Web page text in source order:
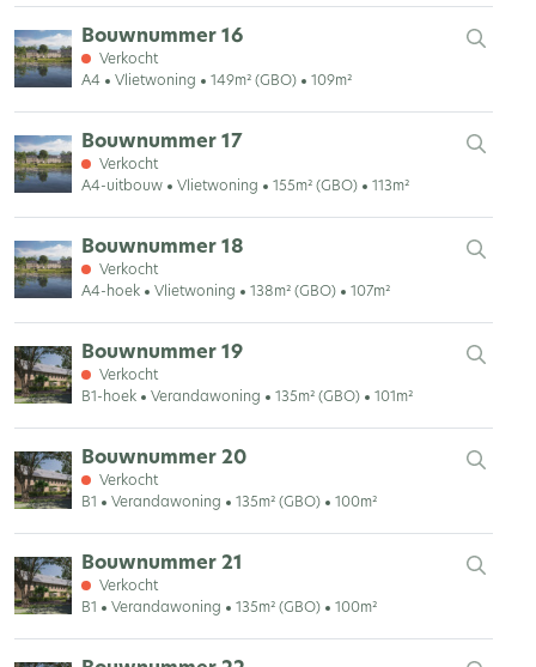
Bouwnummer 16
Verkocht
A4
Vlietwoning 149m² (GBO) 109m²
Bouwnummer 17
Verkocht
A4-uitbouw
Vlietwoning 155m² (GBO) 113m²
Bouwnummer 18
Verkocht
A4-hoek
Vlietwoning 138m² (GBO) 107m²
Bouwnummer 19
Verkocht
B1-hoek
Verandawoning 135m² (GBO) 101m²
Bouwnummer 20
Verkocht
B1
Verandawoning 135m² (GBO) 100m²
Bouwnummer 21
Verkocht
B1
Verandawoning 135m² (GBO) 100m²